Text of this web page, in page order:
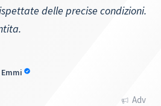
delle precise condizioni.
Adv